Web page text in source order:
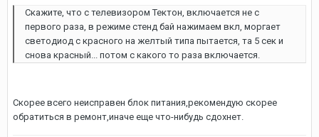
Скажите, что с телевизором Тектон, включается не с
первого раза, в режиме стенд бай нажимаем вкл, моргает
светодиод с красного на желтый типа пытается, та 5 сек и
снова красный... потом с какого то раза включается.
Скорее всего неисправен блок питания,рекомендую скорее
обратиться в ремонт,иначе еще что-нибудь сдохнет.